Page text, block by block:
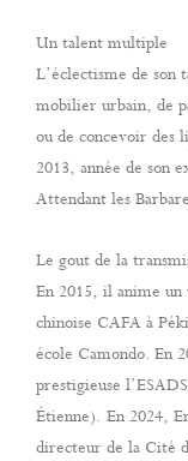
Un talent multiple
L’éclectisme de
mobilier urbain, de
ou de concevoir des
2013, année de son
Attendant les
Le gout de la
En 2015, il anime un
chinoise CAFA à
école Camondo. En
prestigieuse
Étienne). En 2024,
directeur de la Cité